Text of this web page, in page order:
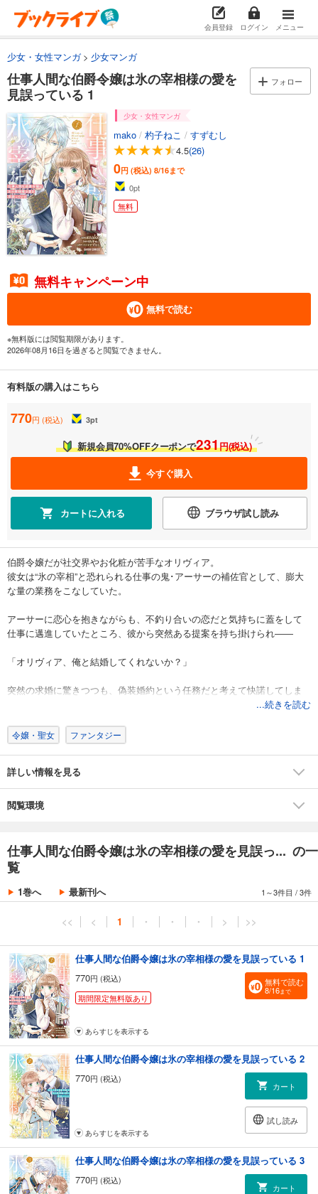
会員登録 ログイン メニュー
少女・女性マンガ 少女マンガ
仕事人間な伯爵令嬢は氷の宰相様の愛を
見誤っている 1
フォロー
少女・女性マンガ
mako / 杓子ねこ / すずむし
4.5(26)
0円 (税込) 8/16まで
0pt
無料
無料キャンペーン中
無料で読む
※無料版には閲覧期限があります。
2026年08月16日を過ぎると閲覧できません。
有料版の購入はこちら
770円 (税込) 3pt
新規会員70%OFFクーポンで231円(税込)
今すぐ購入
カートに入れる ブラウザ試し読み
伯爵令嬢だが社交界やお化粧が苦手なオリヴィア。
彼女は“氷の宰相”と恐れられる仕事の鬼･アーサーの補佐官として、膨大
な量の業務をこなしていた。
アーサーに恋心を抱きながらも、不釣り合いの恋だと気持ちに蓋をして
仕事に邁進していたところ、彼から突然ある提案を持ち掛けられ――
「オリヴィア、俺と結婚してくれないか？」
突然の求婚に驚きつつも、偽装婚約という任務だと考えて快諾してしま
仕事人間で恋愛初心者な二人の擦れ違いドタバタラブコメディ、開幕！
...続きを読む
令嬢・聖女 ファンタジー
詳しい情報を見る
閲覧環境
仕事人間な伯爵令嬢は氷の宰相様の愛を見誤っ... の一
覧
1巻へ 最新刊へ 1～3件目 /3件
<< < 1 ・ ・ ・ > >>
仕事人間な伯爵令嬢は氷の宰相様の愛を見誤っている 1
770円 (税込)
期間限定無料版あり
無料で読む
8/16まで
あらすじを表示する
仕事人間な伯爵令嬢は氷の宰相様の愛を見誤っている 2
770円 (税込)
カート
試し読み
あらすじを表示する
仕事人間な伯爵令嬢は氷の宰相様の愛を見誤っている 3
770円 (税込)
カート